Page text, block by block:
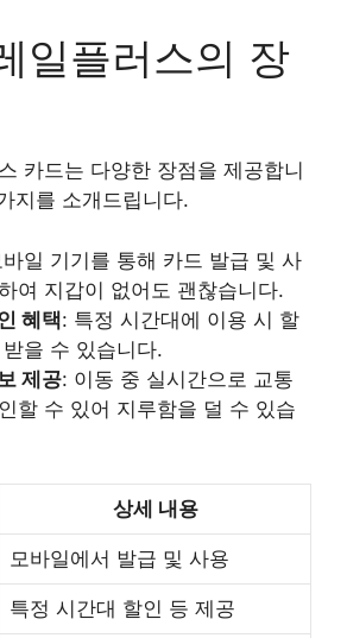
일플러스의 장
카드는 다양한 장점을 제공합니
지를 소개드립니다.
일 기기를 통해 카드 발급 및 사
여 지갑이 없어도 괜찮습니다.
혜택: 특정 시간대에 이용 시 할
을 수 있습니다.
제공: 이동 중 실시간으로 교통
할 수 있어 지루함을 덜 수 있습
상세 내용
모바일에서 발급 및 사용
특정 시간대 할인 등 제공